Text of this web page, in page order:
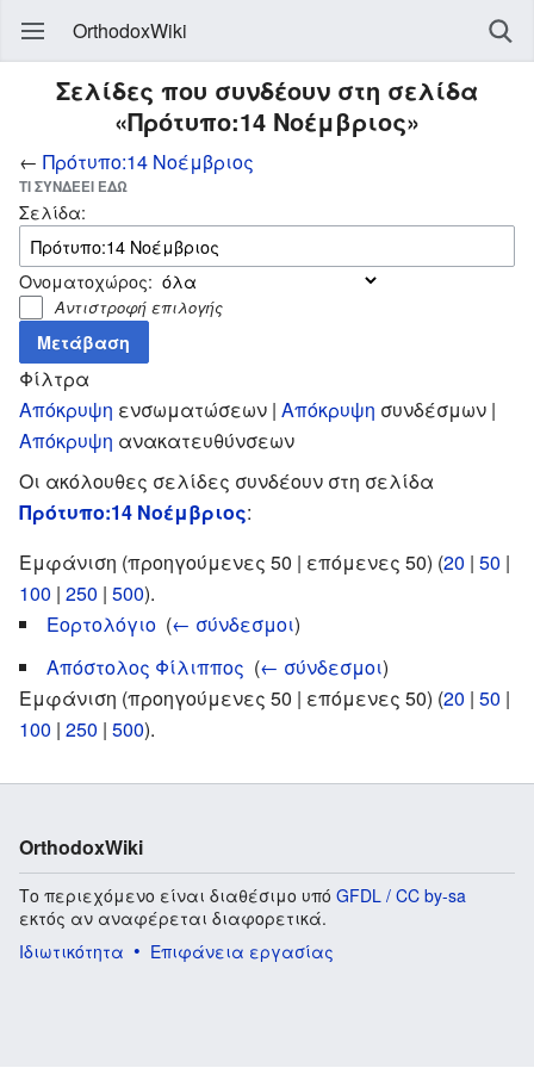
OrthodoxWiki
Σελίδες που συνδέουν στη σελίδα
«Πρότυπο:14 Νοέμβριος»
← Πρότυπο:14 Νοέμβριος
ΤΙ ΣΥΝΔΈΕΙ ΕΔΏ
Σελίδα:
Ονοματοχώρος:
Αντιστροφή επιλογής
Φίλτρα
Απόκρυψη ενσωματώσεων | Απόκρυψη συνδέσμων |
Απόκρυψη ανακατευθύνσεων
Οι ακόλουθες σελίδες συνδέουν στη σελίδα
Πρότυπο:14 Νοέμβριος:
Εμφάνιση (προηγούμενες 50 | επόμενες 50) (20 | 50 |
100 | 250 | 500).
Εορτολόγιο (← σύνδεσμοι)
Απόστολος Φίλιππος (← σύνδεσμοι)
Εμφάνιση (προηγούμενες 50 | επόμενες 50) (20 | 50 |
100 | 250 | 500).
OrthodoxWiki
Το περιεχόμενο είναι διαθέσιμο υπό GFDL / CC by-sa
εκτός αν αναφέρεται διαφορετικά.
Ιδιωτικότητα
Επιφάνεια εργασίας